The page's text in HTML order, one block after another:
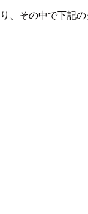
、その中で下記